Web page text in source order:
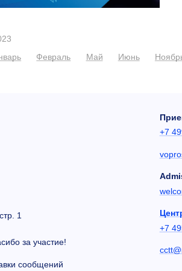
Февраль Май Июнь
1
за участие!
сообщений
+7
+7